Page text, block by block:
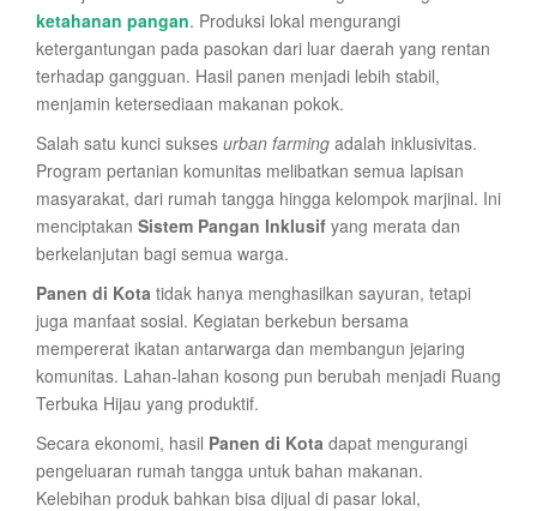
ketahanan pangan. Produksi lokal mengurangi
ketergantungan pada pasokan dari luar daerah yang rentan
terhadap gangguan. Hasil panen menjadi lebih stabil,
menjamin ketersediaan makanan pokok.
Salah satu kunci sukses urban farming adalah inklusivitas.
Program pertanian komunitas melibatkan semua lapisan
masyarakat, dari rumah tangga hingga kelompok marjinal. Ini
menciptakan Sistem Pangan Inklusif yang merata dan
berkelanjutan bagi semua warga.
Panen di Kota tidak hanya menghasilkan sayuran, tetapi
juga manfaat sosial. Kegiatan berkebun bersama
mempererat ikatan antarwarga dan membangun jejaring
komunitas. Lahan-lahan kosong pun berubah menjadi Ruang
Terbuka Hijau yang produktif.
Secara ekonomi, hasil Panen di Kota dapat mengurangi
pengeluaran rumah tangga untuk bahan makanan.
Kelebihan produk bahkan bisa dijual di pasar lokal,